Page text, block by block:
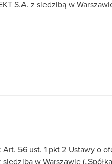
S.A. z siedzibą w Warszawie
Art. 56 ust. 1 pkt 2 Ustawy o
w Warszawie